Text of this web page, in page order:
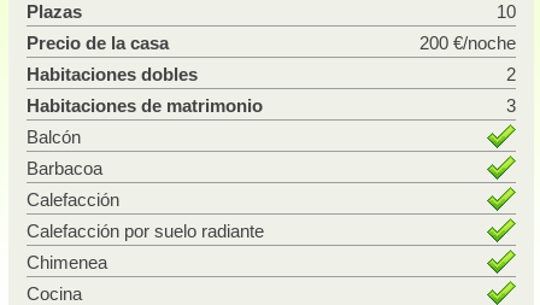
Plazas
10
Precio de la casa
200 €/noche
Habitaciones dobles
2
Habitaciones de matrimonio
3
Balcón
Barbacoa
Calefacción
Calefacción por suelo radiante
Chimenea
Cocina